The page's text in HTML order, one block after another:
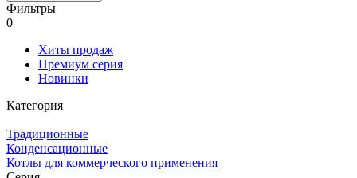
Фильтры
0
Хиты продаж
Премиум серия
Новинки
Категория
Традиционные
Конденсационные
Котлы для коммерческого применения